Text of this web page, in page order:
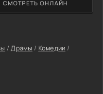
/Драмы / Комедии /
СМОТРЕТЬ ОНЛАЙН